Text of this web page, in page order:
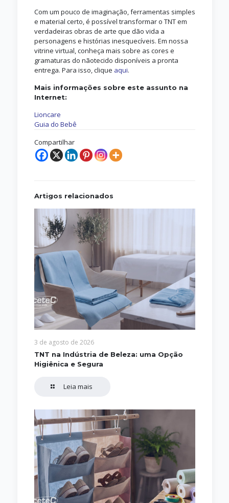
Com um pouco de imaginação, ferramentas simples
e material certo, é possível transformar o TNT em
verdadeiras obras de arte que dão vida a
personagens e histórias inesquecíveis. Em nossa
vitrine virtual, conheça mais sobre as cores e
gramaturas do nãotecido disponíveis a pronta
entrega. Para isso, clique aqui.
Mais informações sobre este assunto na
Internet:
Lioncare
Guia do Bebê
Compartilhar
Artigos relacionados
3 de agosto de 2026
TNT na Indústria de Beleza: uma Opção
Higiênica e Segura
Leia mais